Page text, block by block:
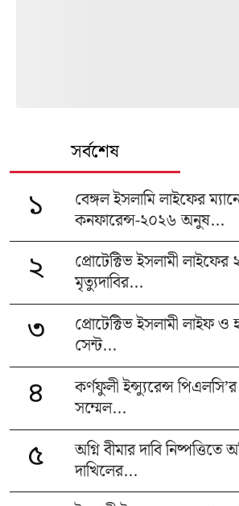
সর্বশেষ
১
বেঙ্গল ইসলামি লাইফের
কনফারেন্স-২০২৬ অনুষ...
২
প্রোটেক্টিভ ইসলামী
মৃত্যুদাবির...
৩
প্রোটেক্টিভ ইসলামী লাইফ ও
সেন্ট...
৪
কর্ণফুলী ইন্স্যুরেন্স পিএলসি’র
সম্মেল...
৫
অগ্নি বীমার দাবি নিষ্পত্তিতে
দাখিলের...